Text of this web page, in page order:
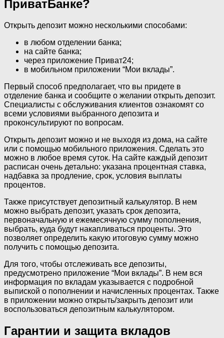
ПриватБанке?
Открыть депозит можно несколькими способами:
в любом отделении банка;
на сайте банка;
через приложение Приват24;
в мобильном приложении “Мои вклады”.
Первый способ предполагает, что вы придете в
отделение банка и сообщите о желании открыть депозит.
Специалисты с обслуживания клиентов ознакомят со
всеми условиями выбранного депозита и
проконсультируют по вопросам.
Открыть депозит можно и не выходя из дома, на сайте
или с помощью мобильного приложения. Сделать это
можно в любое время суток. На сайте каждый депозит
расписан очень детально: указана процентная ставка,
надбавка за продление, срок, условия выплаты
процентов.
Также присутствует депозитный калькулятор. В нем
можно выбрать депозит, указать срок депозита,
первоначальную и ежемесячную сумму пополнения,
выбрать, куда будут накапливаться проценты. Это
позволяет определить какую итоговую сумму можно
получить с помощью депозита.
Для того, чтобы отслеживать все депозиты,
предусмотрено приложение “Мои вклады”. В нем вся
информация по вкладам указывается с подробной
выпиской о пополнении и начисленных процентах. Также
в приложении можно открыть/закрыть депозит или
воспользоваться депозитным калькулятором.
Гарантии и защита вкладов